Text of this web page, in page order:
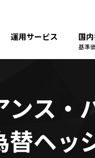
運用サービス 国
基準
ンス・
ヘッ